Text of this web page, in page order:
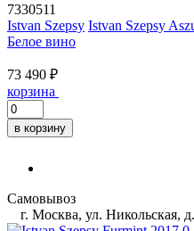
7330511
Istvan Szepsy Istvan Szepsy
Белое вино
73 490 ₽
корзина
в корзину
Самовывоз
г. Москва, ул. Никольская,